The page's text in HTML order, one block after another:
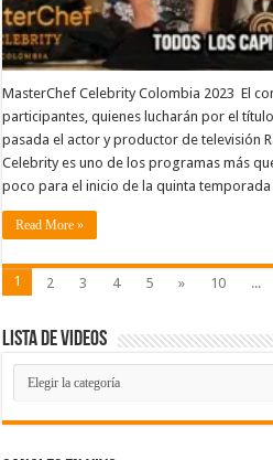
MasterChef Celebrity Colombia 2023 El
participantes, quienes lucharán por el
pasada el actor y productor de televisión
Celebrity es uno de los programas más
poco para el inicio de la quinta
Read More »
1 2 3 4 5 » 10 ...
Lista de Videos
Lista
de
Videos